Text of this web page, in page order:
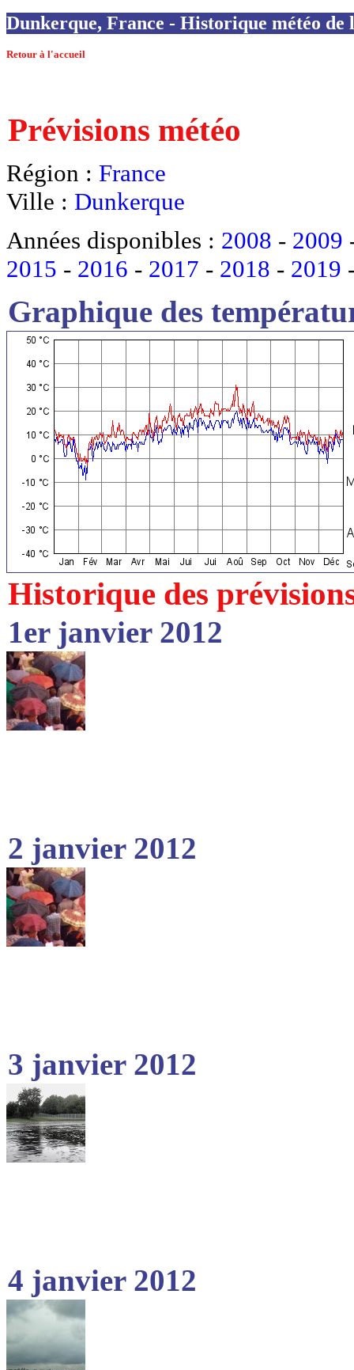
Dunkerque, France - Historique météo de
Retour à l'accueil
Prévisions météo
Région : France
Ville : Dunkerque
Années disponibles : 2008 - 2009
2015 - 2016 - 2017 - 2018 - 2019
Graphique des
Historique des
1er janvier 2012
2 janvier 2012
3 janvier 2012
4 janvier 2012